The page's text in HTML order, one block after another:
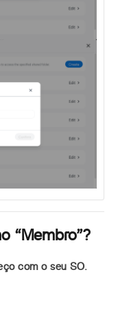
“Membro”?
com o seu SO.